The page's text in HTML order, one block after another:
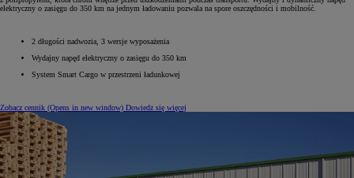
elektryczny o zasięgu do 350 km na jednym ładowaniu pozwala na spore oszczędności i mobilność.
2 długości nadwozia, 3 wersje wyposażenia
Wydajny napęd elektryczny o zasięgu do 350 km
System Smart Cargo w przestrzeni ładunkowej
Zobacz cennik (Opens in new window) Dowiedz się więcej